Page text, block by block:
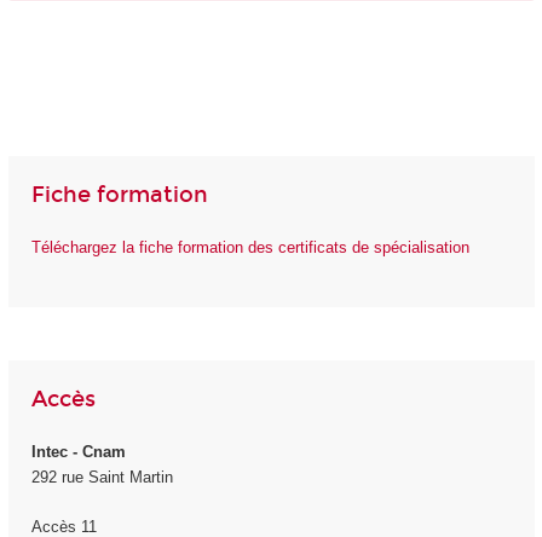
Fiche formation
Téléchargez la fiche formation des certificats de spécialisation
Accès
Intec - Cnam
292 rue Saint Martin
Accès 11